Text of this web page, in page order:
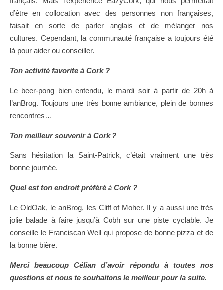
d’être en collocation avec des personnes non françaises,
faisait en sorte de parler anglais et de mélanger nos
cultures. Cependant, la communauté française a toujours été
là pour aider ou conseiller.
Ton activité favorite à Cork ?
Le beer-pong bien entendu, le mardi soir à partir de 20h à
l’anBrog. Toujours une très bonne ambiance, plein de bonnes
rencontres…
Ton meilleur souvenir à Cork ?
Sans hésitation la Saint-Patrick, c’était vraiment une très
bonne journée.
Quel est ton endroit préféré à Cork ?
Le OldOak, le anBrog, les Cliff of Moher. Il y a aussi une très
jolie balade à faire jusqu’à Cobh sur une piste cyclable. Je
conseille le Franciscan Well qui propose de bonne pizza et de
la bonne bière.
Merci beaucoup Célian d’avoir répondu à toutes nos
questions et nous te souhaitons le meilleur pour la suite.